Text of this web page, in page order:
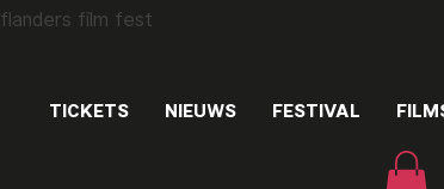
flanders film fest
TICKETS NIEUWS FESTIVAL